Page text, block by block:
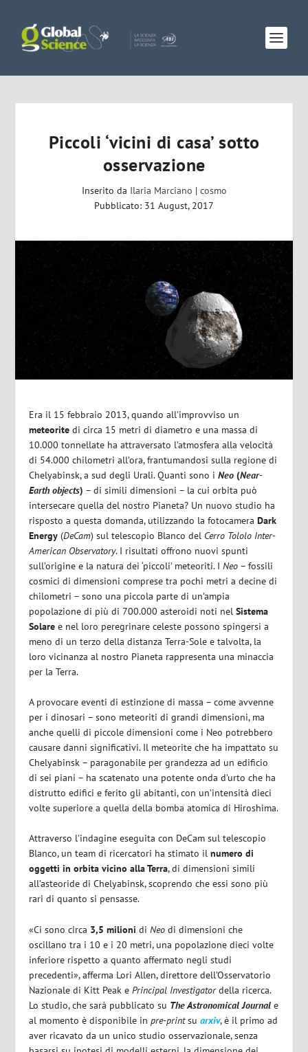
Piccoli ‘vicini di casa’ sotto
osservazione
Inserito da Ilaria Marciano | cosmo
Pubblicato: 31 August, 2017
Era il 15 febbraio 2013, quando all’improvviso un
meteorite di circa 15 metri di diametro e una massa di
10.000 tonnellate ha attraversato l’atmosfera alla velocità
di 54.000 chilometri all’ora, frantumandosi sulla regione di
Chelyabinsk, a sud degli Urali. Quanti sono iNeo (Near-
Earth objects) – di simili dimensioni – la cui orbita può
intersecare quella del nostro Pianeta? Un nuovo studio ha
risposto a questa domanda, utilizzando la fotocameraDark
Energy (DeCam) sul telescopio Blanco del Cerro Tololo Inter-
American Observatory. I risultati offrono nuovi spunti
sull’origine e la natura dei ‘piccoli’ meteoriti. INeo – fossili
cosmici di dimensioni comprese tra pochi metri a decine di
chilometri – sono una piccola parte di un’ampia
popolazione di più di 700.000 asteroidi noti nelSistema
Solare e nel loro peregrinare celeste possono spingersi a
meno di un terzo della distanza Terra-Sole e talvolta, la
loro vicinanza al nostro Pianeta rappresenta una minaccia
per la Terra.
A provocare eventi di estinzione di massa – come avvenne
per i dinosari – sono meteoriti di grandi dimensioni, ma
anche quelli di piccole dimensioni come i Neo potrebbero
causare danni significativi. Il meteorite che ha impattato su
Chelyabinsk – paragonabile per grandezza ad un edificio
di sei piani – ha scatenato una potente onda d’urto che ha
distrutto edifici e ferito gli abitanti, con un’intensità dieci
volte superiore a quella della bomba atomica di Hiroshima.
Attraverso l’indagine eseguita con DeCam sul telescopio
Blanco, un team di ricercatori ha stimato ilnumero di
oggetti in orbita vicino alla Terra, di dimensioni simili
all’asteoride di Chelyabinsk, scoprendo che essi sono più
rari di quanto si pensasse.
«Ci sono circa 3,5 milioni diNeo di dimensioni che
oscillano tra i 10 e i 20 metri, una popolazione dieci volte
inferiore rispetto a quanto affermato negli studi
precedenti», afferma Lori Allen, direttore dell’Osservatorio
Nazionale di Kitt Peak ePrincipal Investigatordella ricerca.
Lo studio, che sarà pubblicato su The Astronomical Journal e
al momento è disponibile inpre-printsu arxiv, è il primo ad
aver ricavato da un unico studio osservazionale, senza